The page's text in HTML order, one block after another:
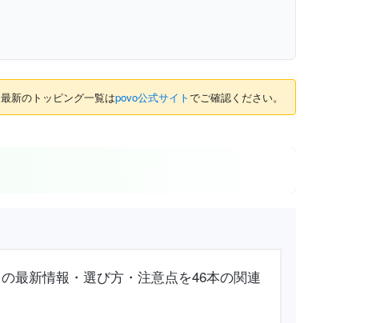
新のトッピング一覧はpovo公式サイトでご確認ください。
最新情報・選び方・注意点を46本の関連